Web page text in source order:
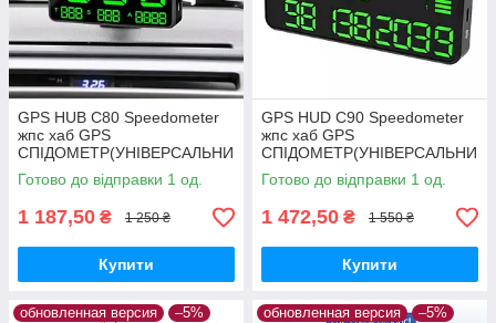
GPS HUB C80 Speedometer
жпс хаб GPS
СПІДОМЕТР(УНІВЕРСАЛЬНИ
Й)
Готово до відправки 1 од.
1 187,50 ₴ 1 250 ₴
Купити
GPS HUD C90 Speedometer
жпс хаб GPS
СПІДОМЕТР(УНІВЕРСАЛЬНИ
Й)
Готово до відправки 1 од.
1 472,50 ₴ 1 550 ₴
Купити
обновленная версия
–5%
обновленная версия
–5%